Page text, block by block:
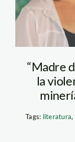
“Madre
la
Tags: literatura,